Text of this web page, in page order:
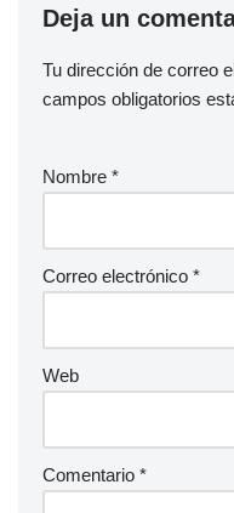
Deja un
Tu dirección de correo
campos obligatorios
Nombre *
Correo electrónico *
Web
Comentario *